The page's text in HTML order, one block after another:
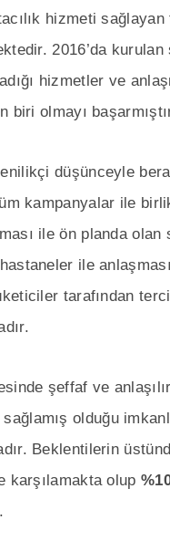
hizmeti
2016’da
hizmetler ve
biri olmayı
düşünceyle
kampanyalar ile
ile ön planda
ile
tarafından
şeffaf ve
olduğu
Beklentilerin
karşılamakta olup